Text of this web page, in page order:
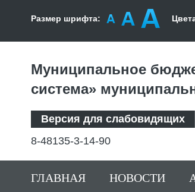
Размер шрифта:
Муниципальное
система»
Версия для слабовидящих
8-48135-3-14-90
ГЛАВНАЯ НОВОСТИ